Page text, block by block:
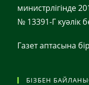
министрлігінде
№ 13391-Г куәлік
Газет аптасына
БІЗБЕН